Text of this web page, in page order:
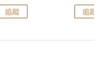
追蹤 追蹤